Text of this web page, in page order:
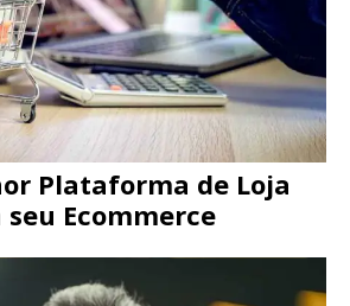
Plataforma de Loja
Ecommerce